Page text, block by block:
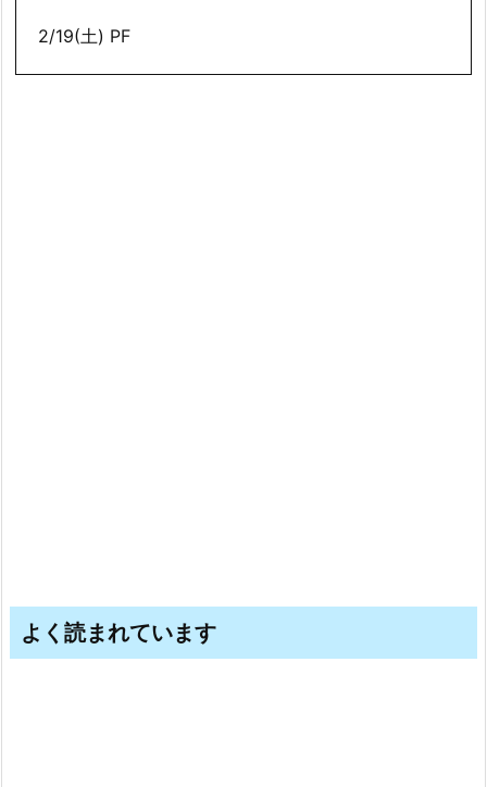
2/19(土) PF
よく読まれています